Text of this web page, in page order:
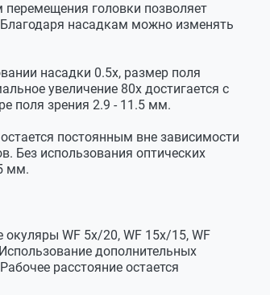
головки позволяет
насадкам можно изменять
насадки 0.5х, размер поля
увеличение 80х достигается с
поля зрения 2.9 - 11.5 мм.
постоянным вне зависимости
Без использования оптических
мм.
WF 5х/20, WF 15х/15, WF
дополнительных
расстояние остается